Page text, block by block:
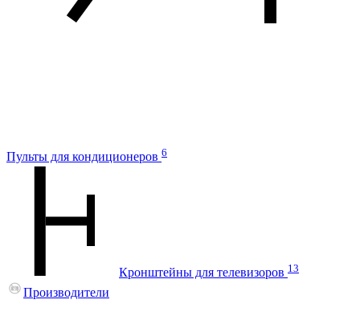
Пульты для кондиционеров 6
Кронштейны для телевизоров 13
Производители